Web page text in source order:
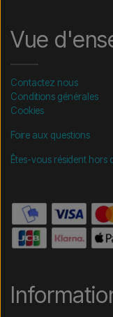
Vue
Contactez nous
Conditions générales
Cookies
Foire aux questions
Êtes-vous résident hors